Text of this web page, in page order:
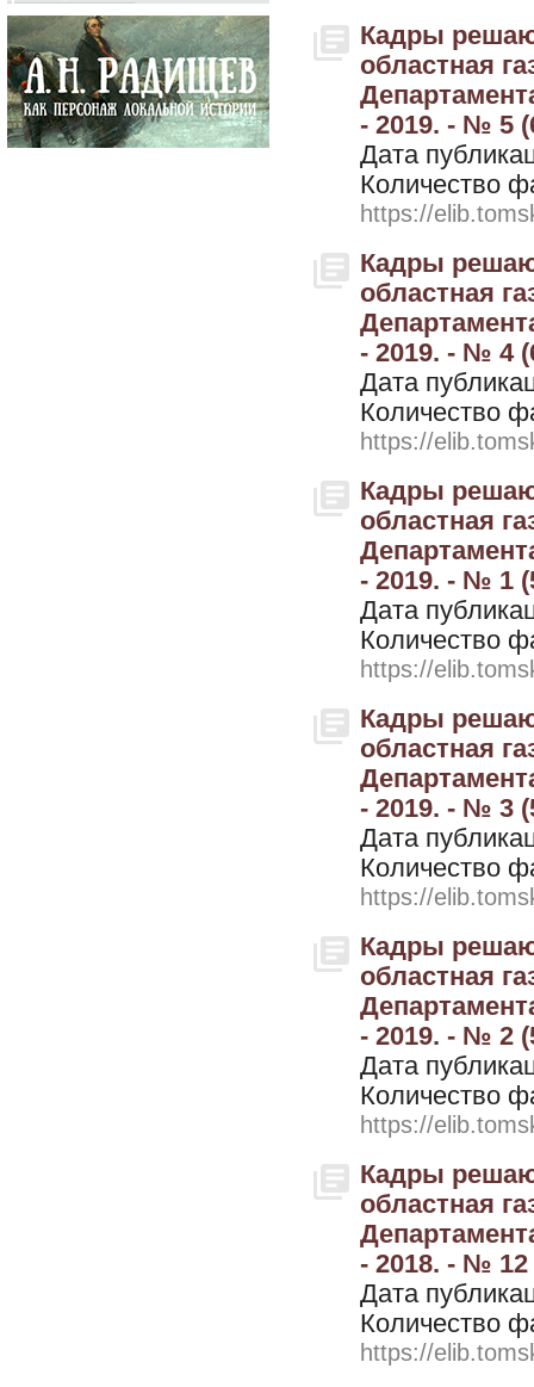
Кадры
областная
- 2019. - № 5
Дата
Количество
https://
Кадры
областная
- 2019. - № 4
Дата
Количество
https://
Кадры
областная
- 2019. - № 1
Дата
Количество
https://
Кадры
областная
- 2019. - № 3
Дата
Количество
https://
Кадры
областная
- 2019. - № 2
Дата
Количество
https://
Кадры
областная
- 2018. - № 12
Дата
Количество
https://